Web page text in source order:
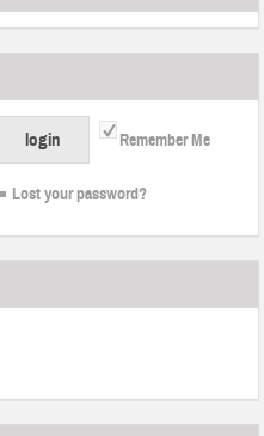
Remember Me
Lost your password?